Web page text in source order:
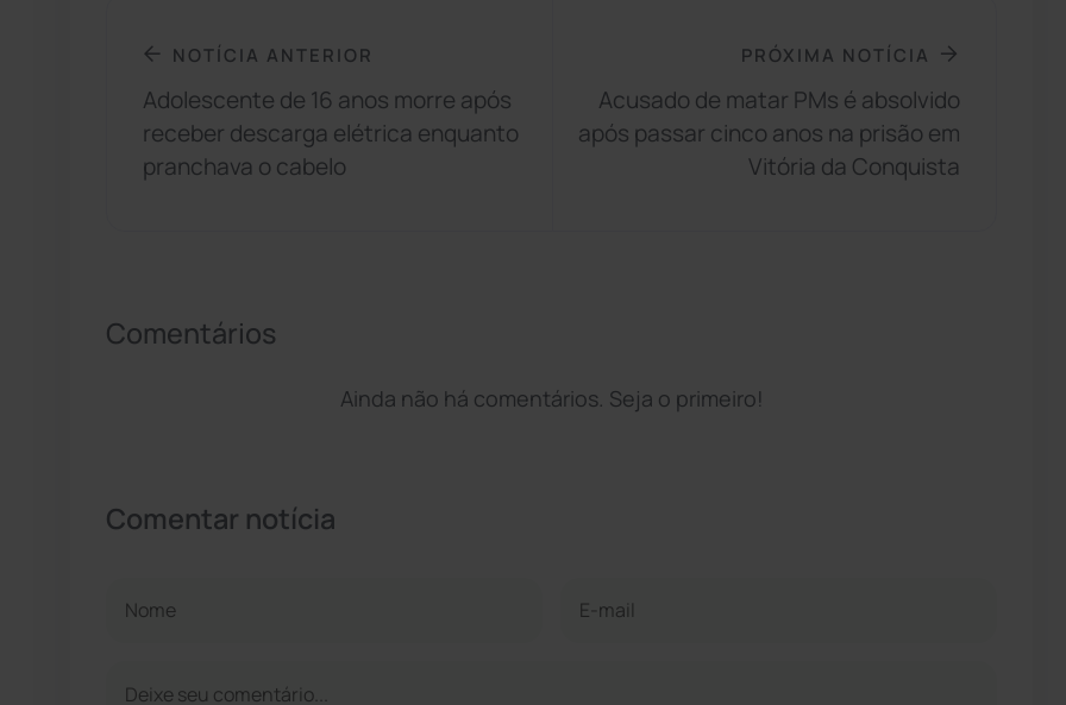
NOTÍCIA ANTERIOR
Adolescente de 16 anos morre após
receber descarga elétrica enquanto
pranchava o cabelo
PRÓXIMA NOTÍCIA
Acusado de matar PMs é absolvido
após passar cinco anos na prisão em
Vitória da Conquista
Comentários
Ainda não há comentários. Seja o primeiro!
Comentar notícia